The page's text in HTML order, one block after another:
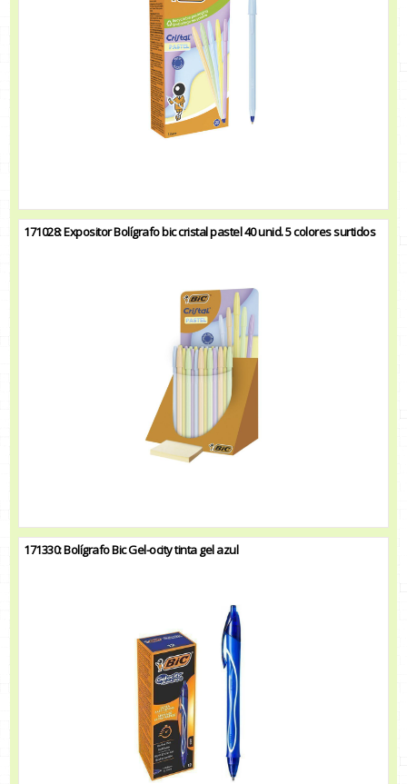
171028: Expositor Bolígrafo bic cristal pastel 40 unid. 5 colores surtidos
171330: Bolígrafo Bic Gel-ocity tinta gel azul